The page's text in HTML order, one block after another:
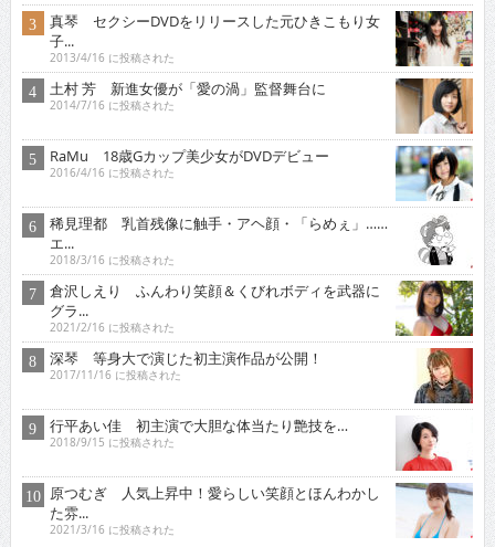
真琴 セクシーDVDをリリースした元ひきこもり女
子...
2013/4/16 に投稿された
土村 芳 新進女優が「愛の渦」監督舞台に
2014/7/16 に投稿された
RaMu 18歳Gカップ美少女がDVDデビュー
2016/4/16 に投稿された
稀見理都 乳首残像に触手・アヘ顔・「らめぇ」……
エ...
2018/3/16 に投稿された
倉沢しえり ふんわり笑顔＆くびれボディを武器に
グラ...
2021/2/16 に投稿された
深琴 等身大で演じた初主演作品が公開！
2017/11/16 に投稿された
行平あい佳 初主演で大胆な体当たり艶技を…
2018/9/15 に投稿された
原つむぎ 人気上昇中！愛らしい笑顔とほんわかし
た雰...
2021/3/16 に投稿された